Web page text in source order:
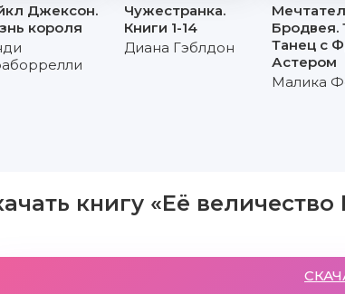
Джексон.
короля
Чужеcтранка.
Книги 1-14
Диана Гэблдон
Бродвея.
Танец с
Астером
Малика
книгу «Её величество